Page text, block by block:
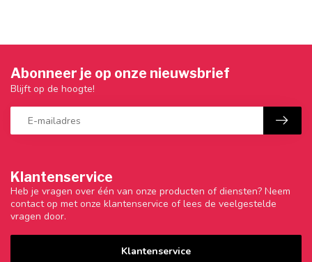
Klantenservice
Heb je vragen over één van onze producten of diensten? Neem
contact op met onze klantenservice of lees de veelgestelde
vragen door.
Klantenservice
Abonneer je op onze nieuwsbrief
Blijft op de hoogte!